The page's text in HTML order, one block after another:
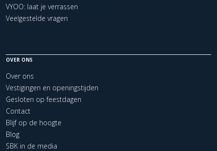
VYOO: laat je verrassen
Veelgestelde vragen
OVER ONS
Over ons
Vestigingen en openingstijden
Gesloten op feestdagen
Contact
Blijf op de hoogte
Blog
SBK in de media